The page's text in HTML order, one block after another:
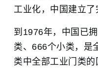
工业化，中国建立了
到1976年，中国已
类、666个小类，是
类中全部工业门类